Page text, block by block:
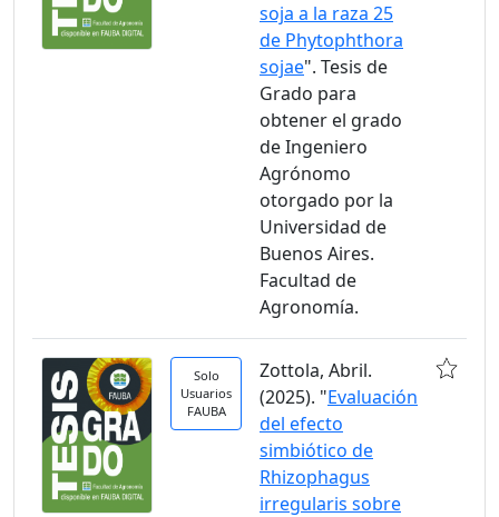
soja a la raza 25
de Phytophthora
sojae". Tesis de
Grado para
obtener el grado
de Ingeniero
Agrónomo
otorgado por la
Universidad de
Buenos Aires.
Facultad de
Agronomía.
Solo
Usuarios
FAUBA
Zottola, Abril.
(2025). "Evaluación
del efecto
simbiótico de
Rhizophagus
irregularis sobre